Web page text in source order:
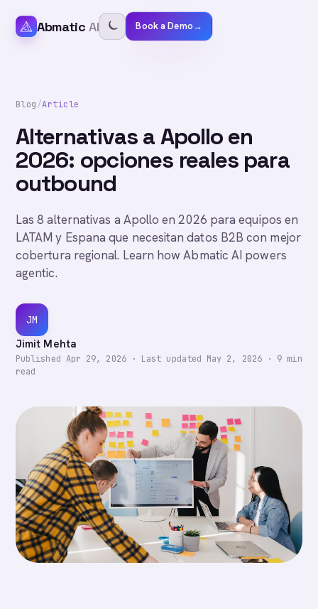
Abmatic AI Book a Demo→
Blog/Article
Alternativas a Apollo en
2026: opciones reales para
outbound
Las 8 alternativas a Apollo en 2026 para equipos en
LATAM y Espana que necesitan datos B2B con mejor
cobertura regional. Learn how Abmatic AI powers
agentic.
JM
Jimit Mehta
Published Apr 29, 2026· Last updated May 2, 2026· 9 min
read